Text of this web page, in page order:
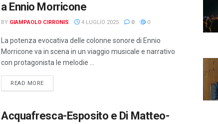
a Ennio Morricone
BY GIAMPAOLO CIRRONIS 4 LUGLIO 2025 0 0
La potenza evocativa delle colonne sonore di Ennio
Morricone va in scena in un viaggio musicale e narrativo
con protagonista le melodie ...
READ MOREDETAILS
Acquafresca-Esposito e Di Matteo-